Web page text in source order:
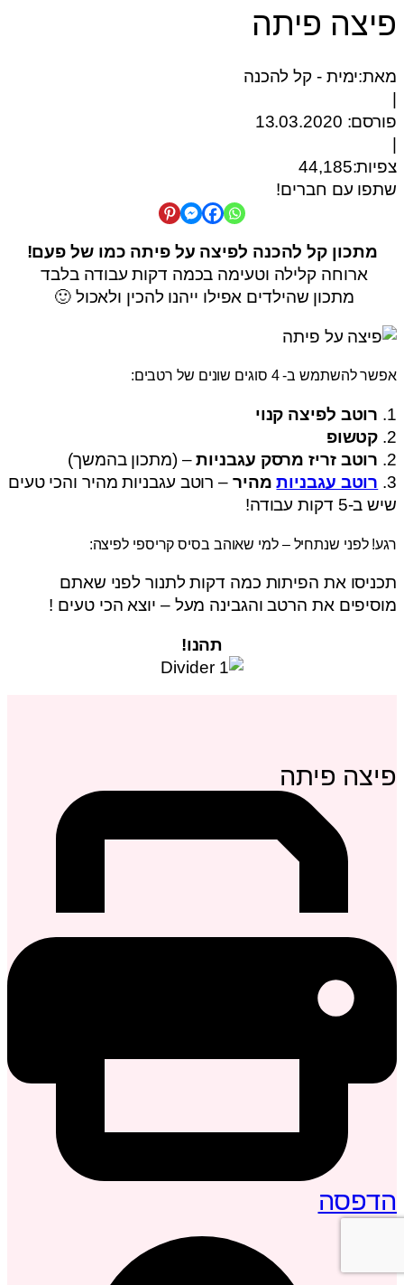
פיצה פיתה
מאת:ימית - קל להכנה
|
פורסם: 13.03.2020
|
צפיות:44,185
שתפו עם חברים!
מתכון קל להכנה לפיצה על פיתה כמו של פעם!
ארוחה קלילה וטעימה בכמה דקות עבודה בלבד
מתכון שהילדים אפילו ייהנו להכין ולאכול 🙂
אפשר להשתמש ב- 4 סוגים שונים של רטבים:
1. רוטב לפיצה קנוי
2. קטשופ
2. רוטב זריז מרסק עגבניות– (מתכון בהמשך)
3. רוטב עגבניותמהיר – רוטב עגבניות מהיר והכי טעים
שיש ב-5 דקות עבודה!
רגע! לפני שנתחיל – למי שאוהב בסיס קריספי לפיצה:
תכניסו את הפיתות כמה דקות לתנור לפני שאתם
מוסיפים את הרטב והגבינה מעל – יוצא הכי טעים !
תהנו!
פיצה פיתה
הדפסה